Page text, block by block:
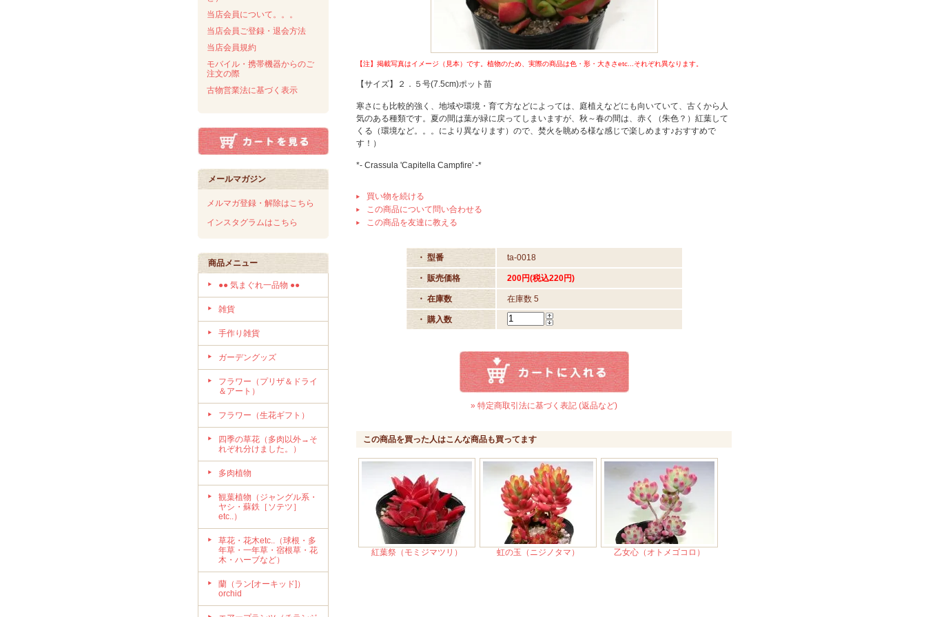
当店会員について。。。
当店会員ご登録・退会方法
当店会員規約
モバイル・携帯機器からのご
注文の際
古物営業法に基づく表示
メールマガジン
メルマガ登録・解除はこちら
インスタグラムはこちら
商品メニュー
●● 気まぐれ一品物 ●●
雑貨
手作り雑貨
ガーデングッズ
フラワー（プリザ＆ドライ
＆アート）
フラワー（生花ギフト）
四季の草花（多肉以外→そ
れぞれ分けました。）
多肉植物
観葉植物（ジャングル系・
ヤシ・蘇鉄［ソテツ］
etc..）
草花・花木etc..（球根・多
年草・一年草・宿根草・花
木・ハーブなど）
蘭（ラン[オーキッド]）
orchid
【注】掲載写真はイメージ（見本）です。植物のため、実際の商品は色・形・大きさetc...それぞれ異なります。
【サイズ】２．５号(7.5cm)ポット苗
寒さにも比較的強く、地域や環境・育て方などによっては、庭植えなどにも向いていて、古くから人
気のある種類です。夏の間は葉が緑に戻ってしまいますが、秋～春の間は、赤く（朱色？）紅葉して
くる（環境など。。。により異なります）ので、焚火を眺める様な感じで楽しめます♪おすすめで
す！）
*- Crassula 'Capitella Campfire' -*
買い物を続ける
この商品について問い合わせる
この商品を友達に教える
・ 型番 ta-0018
・ 販売価格 200円(税込220円)
・ 在庫数 在庫数 5
・ 購入数
» 特定商取引法に基づく表記 (返品など)
この商品を買った人はこんな商品も買ってます
紅葉祭（モミジマツリ） 虹の玉（ニジノタマ） 乙女心（オトメゴコロ）